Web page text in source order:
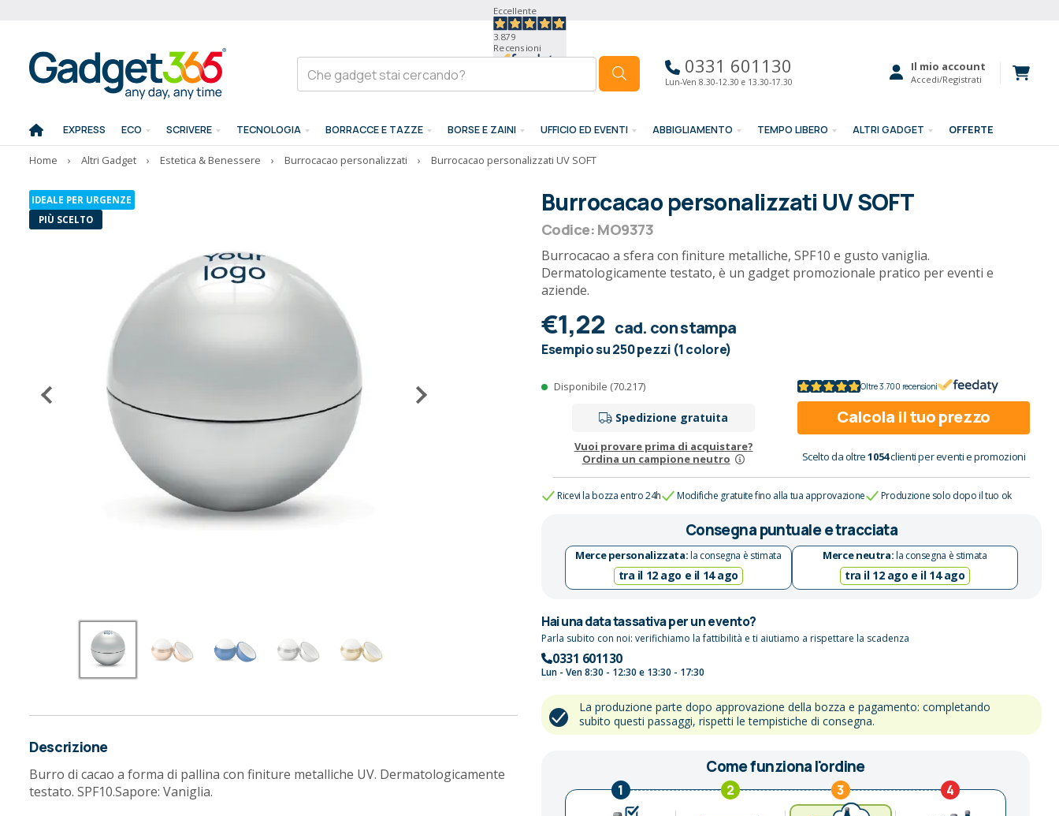
Eccellente
3.879
Recensioni
0331 601130
Lun-Ven 8.30-12.30 e 13.30-17.30
Il mio account
Accedi/Registrati
EXPRESS ECO SCRIVERE TECNOLOGIA BORRACCE E TAZZE BORSE E ZAINI UFFICIO ED EVENTI ABBIGLIAMENTO TEMPO LIBERO ALTRI GADGET OFFERTE
Home › Altri Gadget › Estetica & Benessere › Burrocacao personalizzati › Burrocacao personalizzati UV SOFT
IDEALE PER URGENZE
PIÙ SCELTO
Descrizione
Burro di cacao a forma di pallina con finiture metalliche UV. Dermatologicamente
testato. SPF10.Sapore: Vaniglia.
Burrocacao personalizzati UV SOFT
Codice: MO9373
Burrocacao a sfera con finiture metalliche, SPF10 e gusto vaniglia.
Dermatologicamente testato, è un gadget promozionale pratico per eventi e
aziende.
€1,22 cad. con stampa
Esempio su 250 pezzi (1 colore)
Disponibile (70.217)
Spedizione gratuita
Vuoi provare prima di acquistare?
Ordina un campione neutro
Oltre 3.700 recensioni
Calcola il tuo prezzo
Scelto da oltre1054clienti per eventi e promozioni
Ricevi la bozza entro 24h Modifiche gratuite fino alla tua approvazione Produzione solo dopo il tuo ok
Consegna puntuale e tracciata
Merce personalizzata:la consegna è stimata
tra il 12 ago e il 14 ago
Merce neutra:la consegna è stimata
tra il 12 ago e il 14 ago
Hai una data tassativa per un evento?
Parla subito con noi: verifichiamo la fattibilità e ti aiutiamo a rispettare la scadenza
0331 601130
Lun - Ven 8:30 - 12:30 e 13:30 - 17:30
La produzione parte dopo approvazione della bozza e pagamento: completando
subito questi passaggi, rispetti le tempistiche di consegna.
Come funziona l'ordine
1 2 3 4